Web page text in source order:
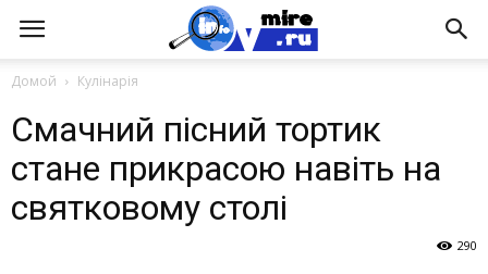
Домой Кулінарія
Смачний пісний тортик
стане прикрасою навіть на
святковому столі
290